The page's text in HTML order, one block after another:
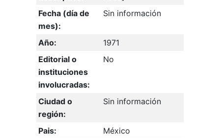
Fecha (día de
mes):
Sin información
Año:
1971
Editorial o
instituciones
involucradas:
No
Ciudad o
región:
Sin información
Pais:
México